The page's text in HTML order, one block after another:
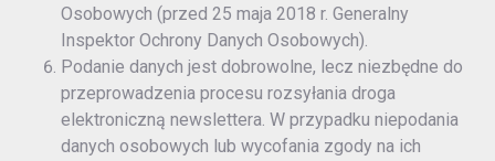
Osobowych (przed 25 maja 2018 r. Generalny
Inspektor Ochrony Danych Osobowych).
Podanie danych jest dobrowolne, lecz niezbędne do
przeprowadzenia procesu rozsyłania droga
elektroniczną newslettera. W przypadku niepodania
danych osobowych lub wycofania zgody na ich